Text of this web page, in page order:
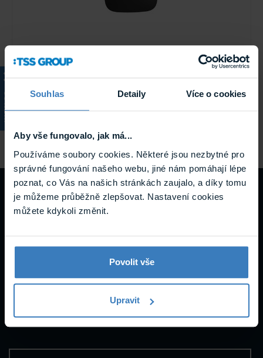
Souhlas Detaily Více o cookies
Aby vše fungovalo, jak má...
Používáme soubory cookies. Některé jsou nezbytné pro
správné fungování našeho webu, jiné nám pomáhají lépe
poznat, co Vás na našich stránkách zaujalo, a díky tomu
je můžeme průběžně zlepšovat. Nastavení cookies
můžete kdykoli změnit.
Povolit vše
Upravit
KATALOG
Ajax HUB 2 (2G) Black Bezdrátová ústředna
Ústředna Ajax HUB 2 (2G) umožňuje komunikaci mezi
zařízeními v systému a podporuje i přenos obrázků z
Skladem
Návody a
podpora